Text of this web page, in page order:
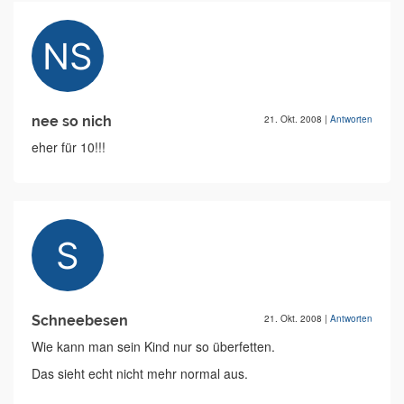
nee so nich 21. Okt. 2008 | Antworten
eher für 10!!!
Schneebesen 21. Okt. 2008 | Antworten
Wie kann man sein Kind nur so überfetten.
Das sieht echt nicht mehr normal aus.